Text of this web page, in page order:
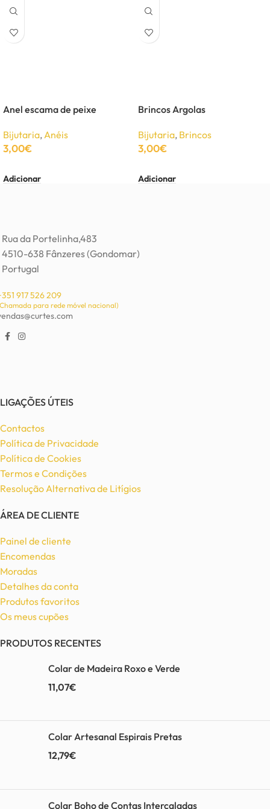
Anel escama de peixe
Bijutaria,Anéis
3,00€
Adicionar
Brincos Argolas
Bijutaria, Brincos
3,00€
Adicionar
Rua da Portelinha,483
4510-638 Fânzeres (Gondomar)
Portugal
917 526 209
para rede móvel nacional)
LIGAÇÕES ÚTEIS
Contactos
Política de Privacidade
Política de Cookies
Termos e Condições
Resolução Alternativa de Litígios
ÁREA DE CLIENTE
Painel de cliente
Encomendas
Moradas
Detalhes da conta
Produtos favoritos
Os meus cupões
PRODUTOS RECENTES
Colar de Madeira Roxo e Verde
11,07€
Colar Artesanal Espirais Pretas
12,79€
Colar Boho de Contas Intercaladas